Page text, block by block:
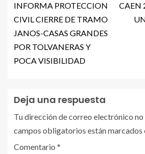
INFORMA PROTECCION
CIVIL CIERRE DE TRAMO
JANOS-CASAS GRANDES
POR TOLVANERAS Y
POCA VISIBILIDAD
CAEN
Deja una respuesta
Tu dirección de correo electrónico
campos obligatorios están marcados
Comentario *